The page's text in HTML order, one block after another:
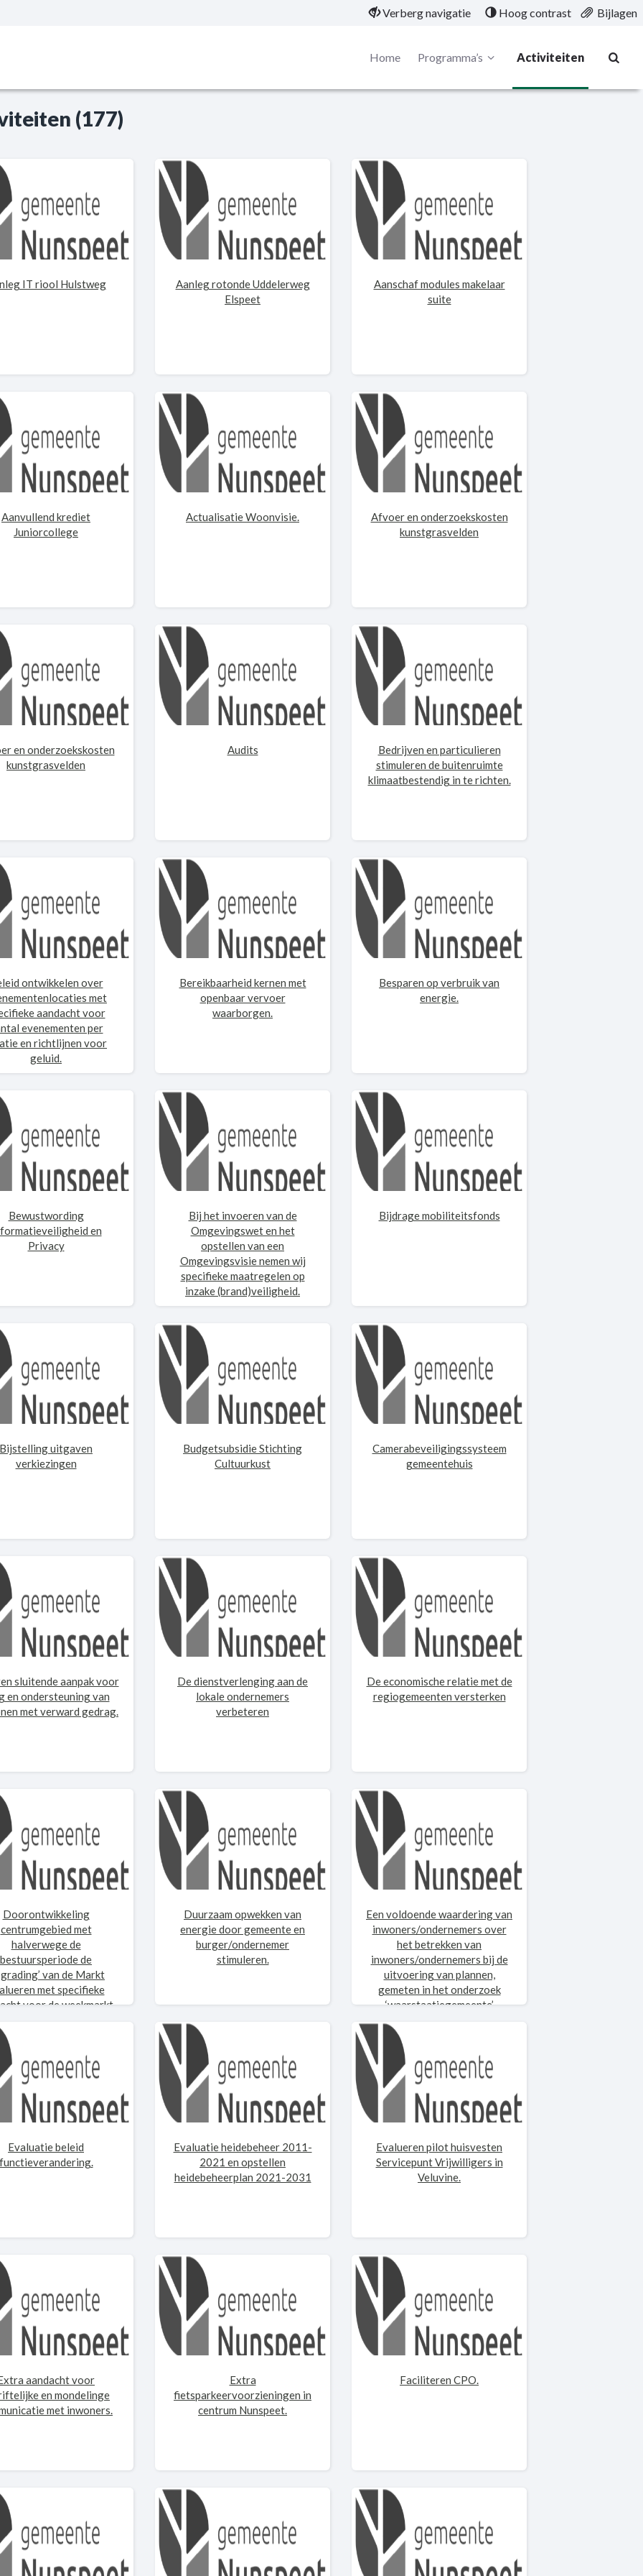
Verberg navigatie Hoog contrast Bijlagen
Home Programma’s Activiteiten
(177)
IT riool Hulstweg
Aanleg rotonde Uddelerweg
Elspeet
Aanschaf modules makelaar
suite
Aanvullend krediet
Juniorcollege
Actualisatie Woonvisie.
Afvoer en onderzoekskosten
kunstgrasvelden
en onderzoekskosten
kunstgrasvelden
Audits
Bedrijven en particulieren
stimuleren de buitenruimte
klimaatbestendig in te richten.
ontwikkelen over
met
aandacht voor
evenementen per
en richtlijnen voor
geluid.
Bereikbaarheid kernen met
openbaar vervoer
waarborgen.
Besparen op verbruik van
energie.
Bewustwording
en
Privacy
Bij het invoeren van de
Omgevingswet en het
opstellen van een
Omgevingsvisie nemen wij
specifieke maatregelen op
inzake (brand)veiligheid.
Bijdrage mobiliteitsfonds
Bijstelling uitgaven
verkiezingen
Budgetsubsidie Stichting
Cultuurkust
Camerabeveiligingssysteem
gemeentehuis
sluitende aanpak voor
en ondersteuning van
met verward gedrag.
De dienstverlenging aan de
lokale ondernemers
verbeteren
De economische relatie met de
regiogemeenten versterken
Doorontwikkeling
centrumgebied met
halverwege de
bestuursperiode de
van de Markt
met specifieke
voor de weekmarkt,
Duurzaam opwekken van
energie door gemeente en
burger/ondernemer
stimuleren.
Een voldoende waardering van
inwoners/ondernemers over
het betrekken van
inwoners/ondernemers bij de
uitvoering van plannen,
gemeten in het onderzoek
‘waarstaatjegemeente’
Evaluatie beleid
Evaluatie heidebeheer 2011-
2021 en opstellen
heidebeheerplan 2021-2031
Evalueren pilot huisvesten
Servicepunt Vrijwilligers in
Veluvine.
aandacht voor
en mondelinge
met inwoners.
Extra
fietsparkeervoorzieningen in
centrum Nunspeet.
Faciliteren CPO.